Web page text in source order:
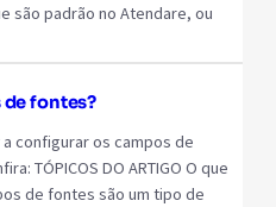
são padrão no Atendare, ou
fontes?
configurar os campos de
TÓPICOS DO ARTIGO O que
de fontes são um tipo de